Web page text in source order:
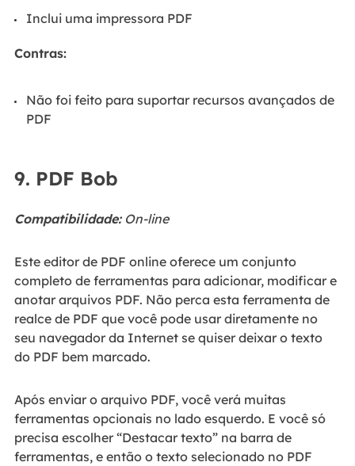
Inclui uma impressora PDF
Contras:
Não foi feito para suportar recursos avançados de
PDF
9. PDF Bob
Compatibilidade:On-line
Este editor de PDF online oferece um conjunto
completo de ferramentas para adicionar, modificar e
anotar arquivos PDF. Não perca esta ferramenta de
realce de PDF que você pode usar diretamente no
seu navegador da Internet se quiser deixar o texto
do PDF bem marcado.
Após enviar o arquivo PDF, você verá muitas
ferramentas opcionais no lado esquerdo. E você só
precisa escolher “Destacar texto” na barra de
ferramentas, e então o texto selecionado no PDF